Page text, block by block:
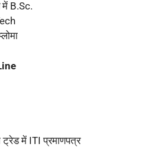
B.Sc.
में ITI प्रमाणपत्र